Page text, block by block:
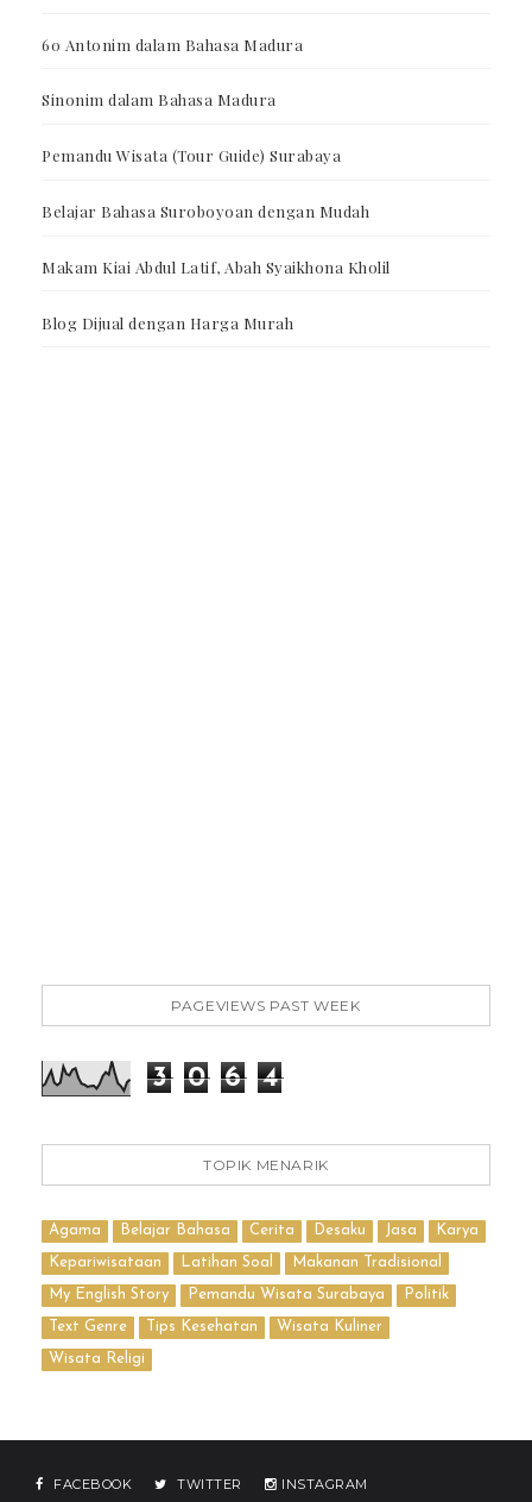
60 Antonim dalam Bahasa Madura
Sinonim dalam Bahasa Madura
Pemandu Wisata (Tour Guide) Surabaya
Belajar Bahasa Suroboyoan dengan Mudah
Makam Kiai Abdul Latif, Abah Syaikhona Kholil
Blog Dijual dengan Harga Murah
PAGEVIEWS PAST WEEK
3 0 6 4
TOPIK MENARIK
Agama Belajar Bahasa Cerita Desaku Jasa Karya
Kepariwisataan Latihan Soal Makanan Tradisional
My English Story Pemandu Wisata Surabaya Politik
Text Genre Tips Kesehatan Wisata Kuliner
Wisata Religi
FACEBOOK TWITTER
INSTAGRAM